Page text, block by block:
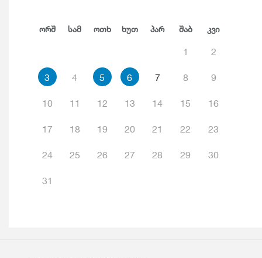
Ორშ Სამ Ოთხ Ხუთ Პარ Შაბ Კვი
1 2
3 4 5 6 7 8 9
10 11 12 13 14 15 16
17 18 19 20 21 22 23
24 25 26 27 28 29 30
31